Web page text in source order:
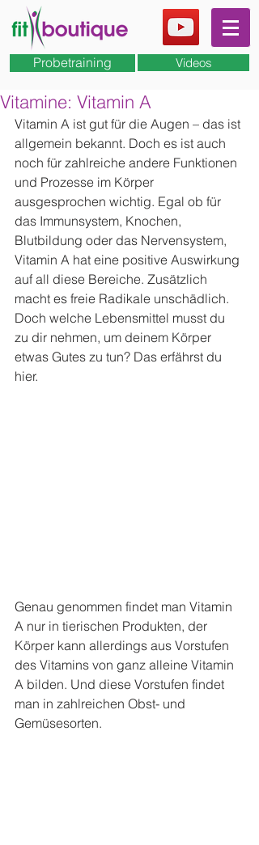
Probetraining Videos
Vitamine: Vitamin A
Vitamin A ist gut für die Augen – das ist
allgemein bekannt. Doch es ist auch
noch für zahlreiche andere Funktionen
und Prozesse im Körper
ausgesprochen wichtig. Egal ob für
das Immunsystem, Knochen,
Blutbildung oder das Nervensystem,
Vitamin A hat eine positive Auswirkung
auf all diese Bereiche. Zusätzlich
macht es freie Radikale unschädlich.
Doch welche Lebensmittel musst du
zu dir nehmen, um deinem Körper
etwas Gutes zu tun? Das erfährst du
hier.
Genau genommen findet man Vitamin
A nur in tierischen Produkten, der
Körper kann allerdings aus Vorstufen
des Vitamins von ganz alleine Vitamin
A bilden. Und diese Vorstufen findet
man in zahlreichen Obst- und
Gemüsesorten.